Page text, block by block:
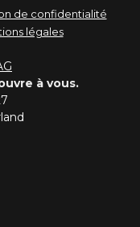
de confidentialité
légales
à vous.